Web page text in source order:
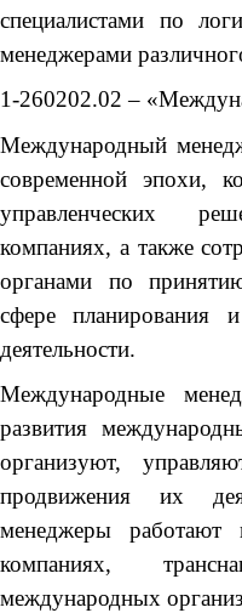
специалистами по
менеджерами
1-260202.02 –
Международный
современной эпохи,
управленческих
компаниях, а также
органами по
сфере планирования
деятельности.
Международные
развития
организуют,
продвижения их
менеджеры работают
компаниях,
международных